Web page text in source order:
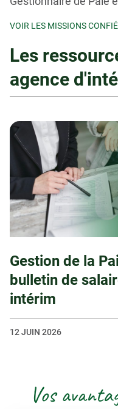
VOIR LES MISSIONS
Les
agence
Gestion de la
bulletin de
intérim
12 JUIN 2026
Vos